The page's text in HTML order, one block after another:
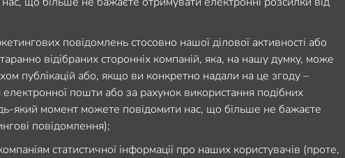
повідомлень стосовно нашої ділової активності або
відібраних сторонніх компаній, яка, на нашу думку, може
публікацій або, якщо ви конкретно надали на це згоду –
пошти або за рахунок використання подібних
який момент можете повідомити нас, що більше не бажаєте
повідомлення);
статистичної інформації про наших користувачів (проте,